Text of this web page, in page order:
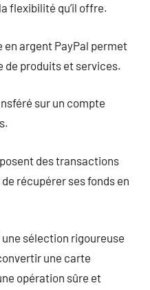
flexibilité qu’il offre.
argent PayPal permet
de produits et services.
sur un compte
des transactions
récupérer ses fonds en
sélection rigoureuse
une carte
opération sûre et